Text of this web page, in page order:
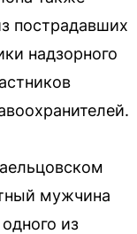
пострадавших
надзорного
мужчина
из